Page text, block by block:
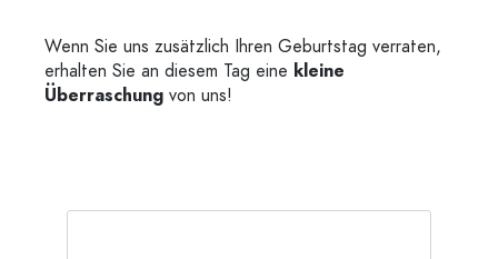
Wenn Sie uns zusätzlich Ihren Geburtstag verraten,
erhalten Sie an diesem Tag eine kleine
Überraschung von uns!